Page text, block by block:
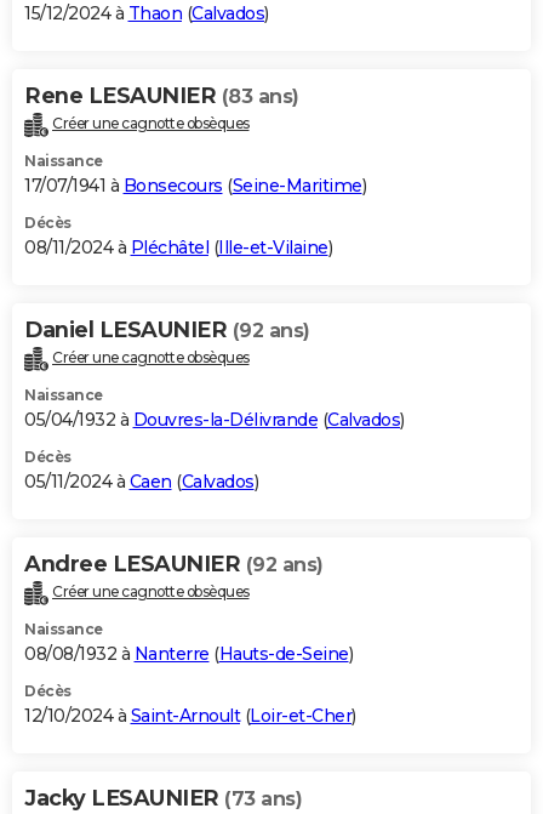
15/12/2024 à Thaon (Calvados)
Rene LESAUNIER (83 ans)
Créer une cagnotte obsèques
Naissance
17/07/1941 à Bonsecours (Seine-Maritime)
Décès
08/11/2024 à Pléchâtel (Ille-et-Vilaine)
Daniel LESAUNIER (92 ans)
Créer une cagnotte obsèques
Naissance
05/04/1932 à Douvres-la-Délivrande (Calvados)
Décès
05/11/2024 à Caen (Calvados)
Andree LESAUNIER (92 ans)
Créer une cagnotte obsèques
Naissance
08/08/1932 à Nanterre (Hauts-de-Seine)
Décès
12/10/2024 à Saint-Arnoult(Loir-et-Cher)
Jacky LESAUNIER (73 ans)